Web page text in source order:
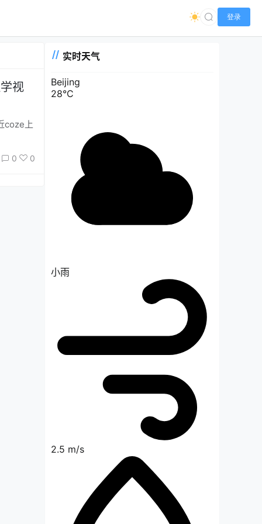
登录
视
0 0
实时天气
Beijing
28°C
小雨
2.5 m/s